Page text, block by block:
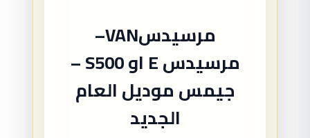
مرسيدسVAN–
مرسيدس E او S500 –
جيمس موديل العام
الجديد